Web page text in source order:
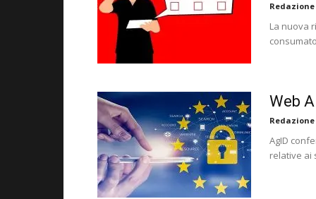
La nuova
Web
AgID
relative ai